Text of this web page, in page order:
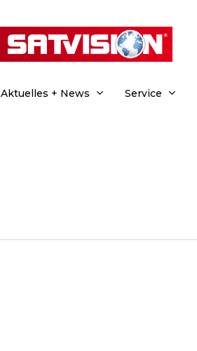
Aktuelles + News Service